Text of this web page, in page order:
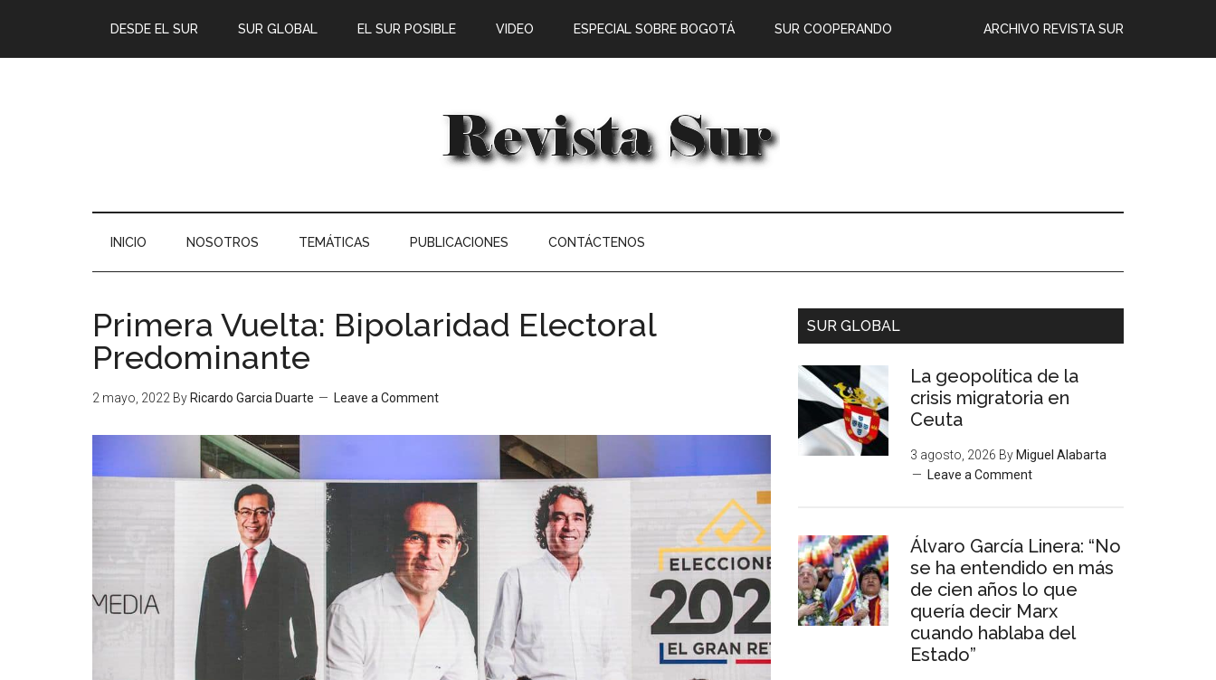
DESDE EL SUR SUR GLOBAL EL SUR POSIBLE ARCHIVO REVISTA SUR
VIDEO ESPECIAL SOBRE BOGOTÁ SUR COOPERANDO
INICIO NOSOTROS TEMÁTICAS PUBLICACIONES CONTÁCTENOS
Primera Vuelta: Bipolaridad Electoral
Predominante
2 mayo, 2022 By Ricardo Garcia Duarte Leave a Comment
SUR GLOBAL
La geopolítica de la
crisis migratoria en
Ceuta
3 agosto, 2026 By Miguel Alabarta
Leave a Comment
Álvaro García Linera: “No
se ha entendido en más
de cien años lo que
quería decir Marx
cuando hablaba del
Estado”